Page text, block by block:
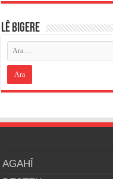
LÊ BIGERE
AGAHÎ